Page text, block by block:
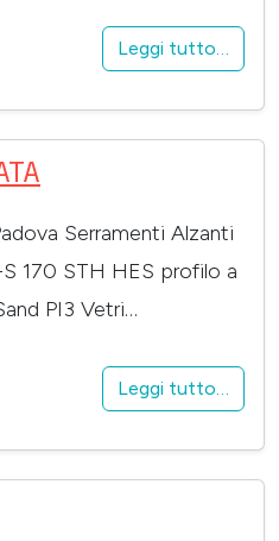
Leggi tutto…
Serramenti Alzanti
170 STH HES profilo a
PI3 Vetri…
Leggi tutto…